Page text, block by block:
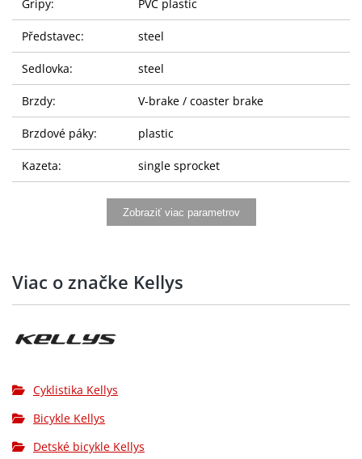
Gripy: PVC plastic
Představec: steel
Sedlovka: steel
Brzdy: V-brake / coaster brake
Brzdové páky: plastic
Kazeta: single sprocket
KMC 410
steel (32T chainwheel)
threaded
Přední náboj:
Pláště:
Zobraziť viac parametrov
Viac o značke Kellys
Cyklistika Kellys
Bicykle Kellys
Detské bicykle Kellys